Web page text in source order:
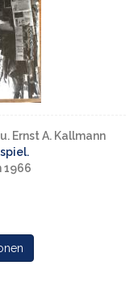
Ernst A. Kallmann
1966